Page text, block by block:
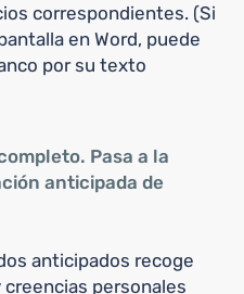
correspondientes. (Si
en Word, puede
por su texto
Pasa a la
anticipada de
anticipados recoge
personales